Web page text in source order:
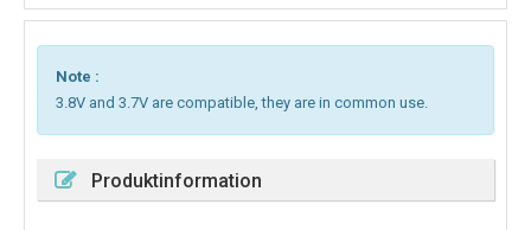
Note :
3.8V and 3.7V are compatible, they are in common use.
Produktinformation